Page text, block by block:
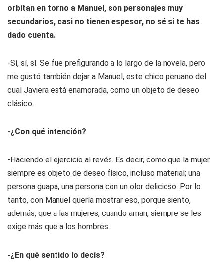
orbitan en torno a Manuel, son personajes muy
secundarios, casi no tienen espesor, no sé si te has
dado cuenta.
-Sí, sí, sí. Se fue prefigurando a lo largo de la novela, pero
me gustó también dejar a Manuel, este chico peruano del
cual Javiera está enamorada, como un objeto de deseo
clásico.
-¿Con qué intención?
-Haciendo el ejercicio al revés. Es decir, como que la mujer
siempre es objeto de deseo físico, incluso material; una
persona guapa, una persona con un olor delicioso. Por lo
tanto, con Manuel quería mostrar eso, porque siento,
además, que a las mujeres, cuando aman, siempre se les
exige más que a los hombres.
-¿En qué sentido lo decís?